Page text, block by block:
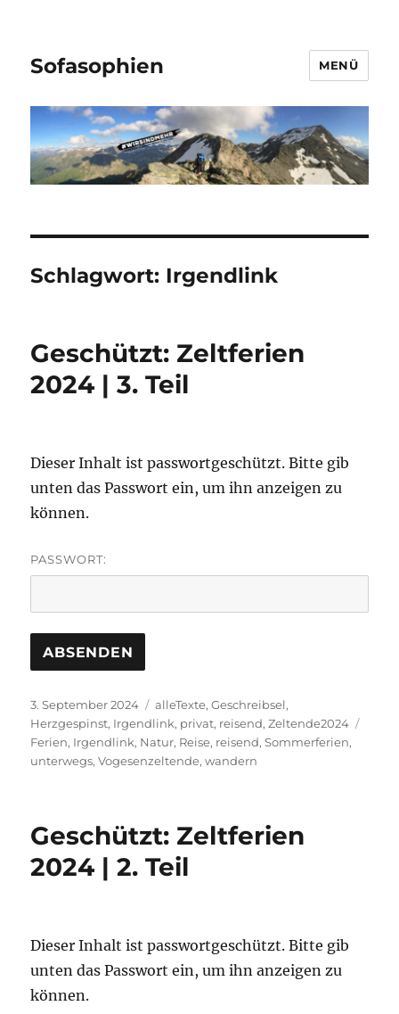
Sofasophien MENÜ
Schlagwort: Irgendlink
Geschützt: Zeltferien
2024 | 3. Teil
Dieser Inhalt ist passwortgeschützt. Bitte gib
unten das Passwort ein, um ihn anzeigen zu
können.
PASSWORT:
Veröffentlicht
am
3. September 2024 Kategorien
alleTexte,Geschreibsel,
Herzgespinst, Irgendlink, privat, reisend,Zeltende2024
Ferien, Irgendlink, Natur, Reise, reisend,Sommerferien,
unterwegs,Vogesenzeltende,wandern
Geschützt: Zeltferien
2024 | 2. Teil
Dieser Inhalt ist passwortgeschützt. Bitte gib
unten das Passwort ein, um ihn anzeigen zu
können.